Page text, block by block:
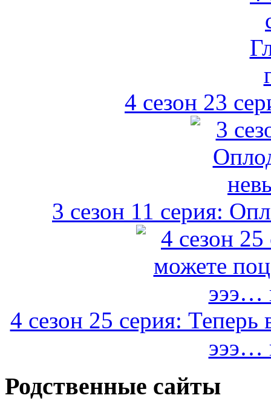
4 сезон 23
3 сезон 11 серия:
4 сезон 25 серия:
эээ…
Родственные сайты